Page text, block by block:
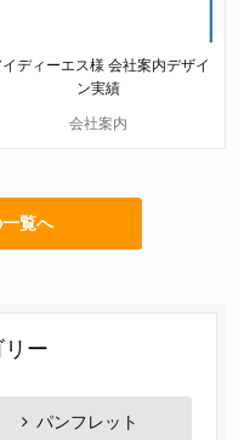
イディーエス様 会社案内デザイ
ン実績
会社案内
覧へ
ー
パンフレット